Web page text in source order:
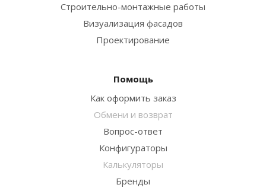
Строительно-монтажные работы
Визуализация фасадов
Проектирование
Помощь
Как оформить заказ
Обмени и возврат
Вопрос-ответ
Конфигураторы
Калькуляторы
Бренды